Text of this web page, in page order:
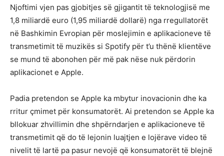
Njoftimi vjen pas gjobitjes së gjigantit të teknologjisë me
1,8 miliardë euro (1,95 miliardë dollarë) nga rregullatorët
në Bashkimin Evropian për moslejimin e aplikacioneve të
transmetimit të muzikës si Spotify për t’u thënë klientëve
se mund të abonohen për më pak nëse nuk përdorin
aplikacionet e Apple.
Padia pretendon se Apple ka mbytur inovacionin dhe ka
rritur çmimet për konsumatorët. Ai pretendon se Apple ka
bllokuar zhvillimin dhe shpërndarjen e aplikacioneve të
transmetimit që do të lejonin luajtjen e lojërave video të
nivelit të lartë pa pasur nevojë që konsumatorët të blejnë